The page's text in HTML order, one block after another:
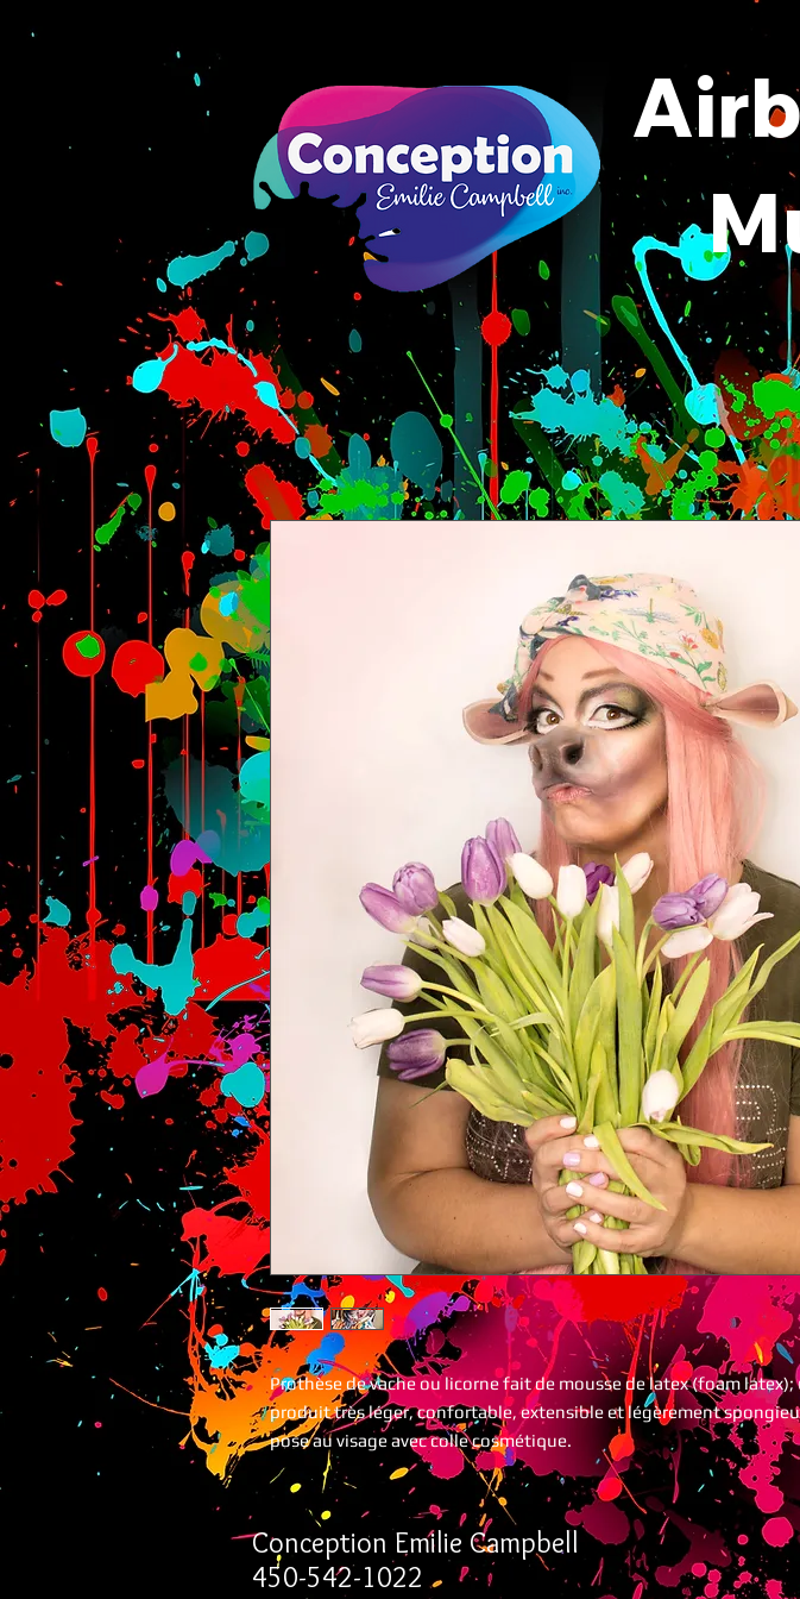
Prothèse de vache ou licorne fait de mousse de latex (foam latex);
produit très léger, confortable, extensible et légèrement
pose au visage avec colle cosmétique.
Conception Emilie Campbell
450-542-1022